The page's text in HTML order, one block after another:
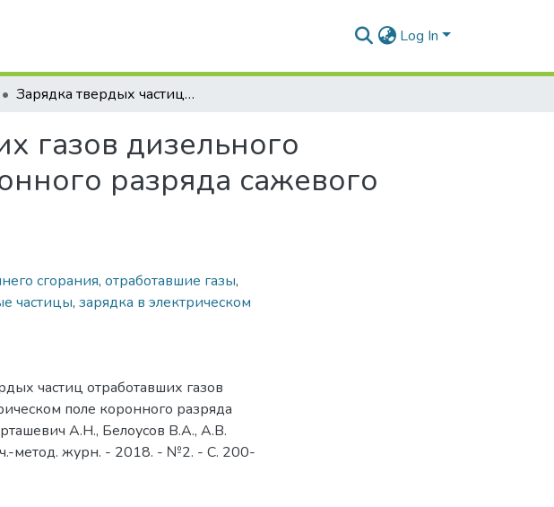
Log In
Зарядка твердых частиц отработавших газов дизельного двигателя в электрическом поле коронного разряда сажевого электрофильтра
газов дизельного
разряда сажевого
сгорания, отработавшие газы,
частицы, зарядка в электрическом
частиц отработавших газов
поле коронного разряда
А.Н., Белоусов В.А., А.В.
метод. журн. - 2018. - №2. - С. 200-